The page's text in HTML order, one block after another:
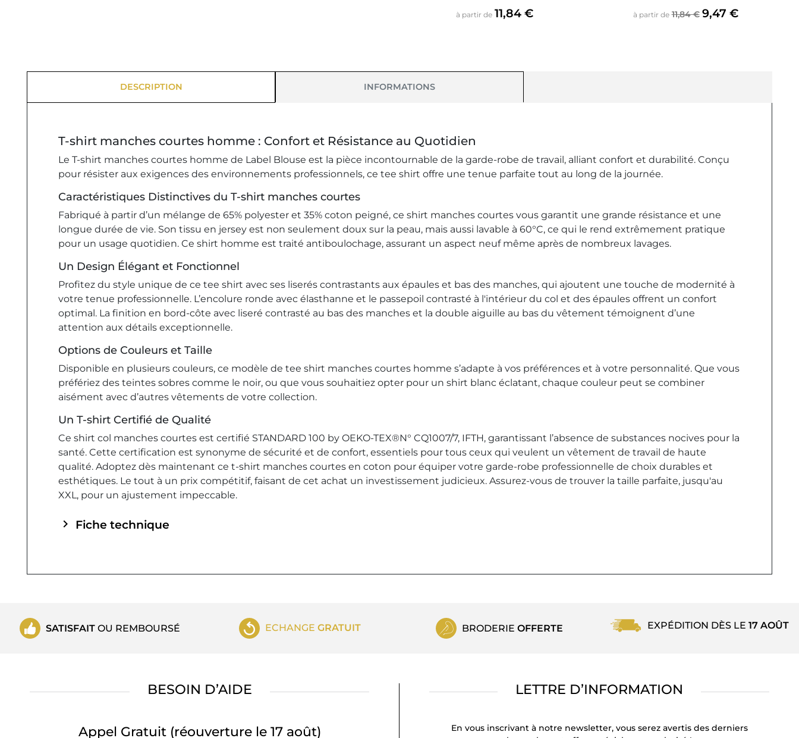
à partir de Prix
11,84 € à partir de Prix de base
11,84 € Prix
9,47 €
DESCRIPTION INFORMATIONS
T-shirt manches courtes homme : Confort et Résistance au Quotidien
Le T-shirt manches courtes homme de Label Blouse est la pièce incontournable de la garde-robe de travail, alliant confort et durabilité. Conçu
pour résister aux exigences des environnements professionnels, ce tee shirt offre une tenue parfaite tout au long de la journée.
Caractéristiques Distinctives du T-shirt manches courtes
Fabriqué à partir d’un mélange de 65% polyester et 35% coton peigné, ce shirt manches courtes vous garantit une grande résistance et une
longue durée de vie. Son tissu en jersey est non seulement doux sur la peau, mais aussi lavable à 60°C, ce qui le rend extrêmement pratique
pour un usage quotidien. Ce shirt homme est traité antiboulochage, assurant un aspect neuf même après de nombreux lavages.
Un Design Élégant et Fonctionnel
Profitez du style unique de ce tee shirt avec ses liserés contrastants aux épaules et bas des manches, qui ajoutent une touche de modernité à
votre tenue professionnelle. L’encolure ronde avec élasthanne et le passepoil contrasté à l'intérieur du col et des épaules offrent un confort
optimal. La finition en bord-côte avec liseré contrasté au bas des manches et la double aiguille au bas du vêtement témoignent d’une
attention aux détails exceptionnelle.
Options de Couleurs et Taille
Disponible en plusieurs couleurs, ce modèle de tee shirt manches courtes homme s’adapte à vos préférences et à votre personnalité. Que vous
préfériez des teintes sobres comme le noir, ou que vous souhaitiez opter pour un shirt blanc éclatant, chaque couleur peut se combiner
aisément avec d’autres vêtements de votre collection.
Un T-shirt Certifié de Qualité
Ce shirt col manches courtes est certifié STANDARD 100 by OEKO-TEX®N° CQ1007/7, IFTH, garantissant l’absence de substances nocives pour la
santé. Cette certification est synonyme de sécurité et de confort, essentiels pour tous ceux qui veulent un vêtement de travail de haute
qualité. Adoptez dès maintenant ce t-shirt manches courtes en coton pour équiper votre garde-robe professionnelle de choix durables et
esthétiques. Le tout à un prix compétitif, faisant de cet achat un investissement judicieux. Assurez-vous de trouver la taille parfaite, jusqu'au
XXL, pour un ajustement impeccable.
chevron_right Fiche technique
SATISFAIT OU REMBOURSÉ ECHANGE GRATUIT BRODERIE OFFERTE EXPÉDITION DÈS LE 17 AOÛT
BESOIN D’AIDE
Appel Gratuit (réouverture le 17 août)
LETTRE D’INFORMATION
En vous inscrivant à notre newsletter, vous serez avertis des derniers